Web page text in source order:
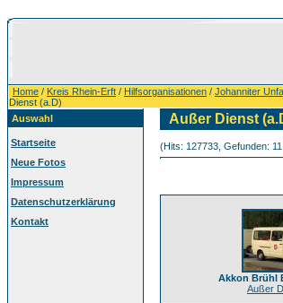
Home / Kreis Rhein-Erft / Hilfsorganisationen / Johanniter
Dienst (a.D)
Auswahl
Startseite
Neue Fotos
Impressum
Datenschutzerklärung
Kontakt
Außer Dienst
(Hits: 127733, Gefunden:
Akkon Brühl
Außer